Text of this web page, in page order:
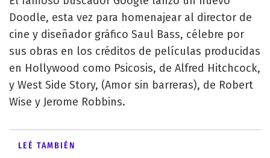
Doodle, esta vez para homenajear al director de
cine y diseñador gráfico Saul Bass, célebre por
sus obras en los créditos de películas producidas
en Hollywood como Psicosis, de Alfred Hitchcock,
y West Side Story, (Amor sin barreras), de Robert
Wise y Jerome Robbins.
LEÉ TAMBIÉN